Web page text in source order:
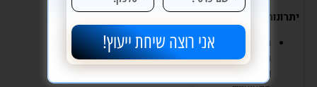
יתרונות:
מתאים לפרסום
תכנים חדשותיים
ומאמרים
אני רוצה שיחת ייעוץ!